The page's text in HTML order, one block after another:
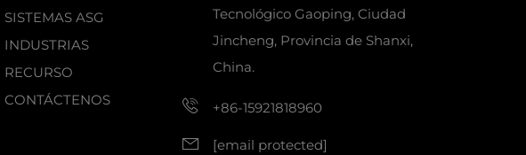
SISTEMAS ASG
INDUSTRIAS
RECURSO
CONTÁCTENOS
Tecnológico Gaoping, Ciudad
Jincheng, Provincia de Shanxi,
China.
+86-15921818960
[email protected]